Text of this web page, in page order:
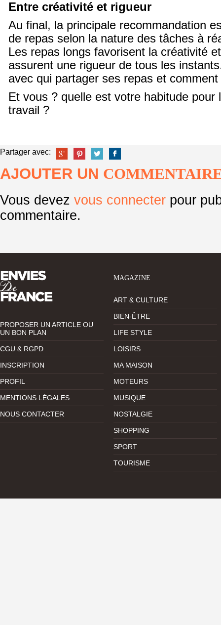
Entre créativité et rigueur
Au final, la principale recommandation
de repas selon la nature des tâches à
Les repas longs favorisent la créativité
assurent une rigueur de tous les
avec qui partager ses repas et
Et vous ? quelle est votre habitude pour
travail ?
Partager avec:
AJOUTER UN
Vous devez vous connecter pour
commentaire.
PROPOSER UN ARTICLE OU
UN BON PLAN
CGU & RGPD
INSCRIPTION
PROFIL
MENTIONS LÉGALES
NOUS CONTACTER
MAGAZINE
ART & CULTURE
BIEN-ÊTRE
LIFE STYLE
LOISIRS
MA MAISON
MOTEURS
MUSIQUE
NOSTALGIE
SHOPPING
SPORT
TOURISME